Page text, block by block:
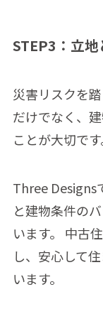
STEP3：立
災害リスクを
だけでなく、
ことが大切です
Three Designs
と建物条件の
います。 中古
し、安心して
います。